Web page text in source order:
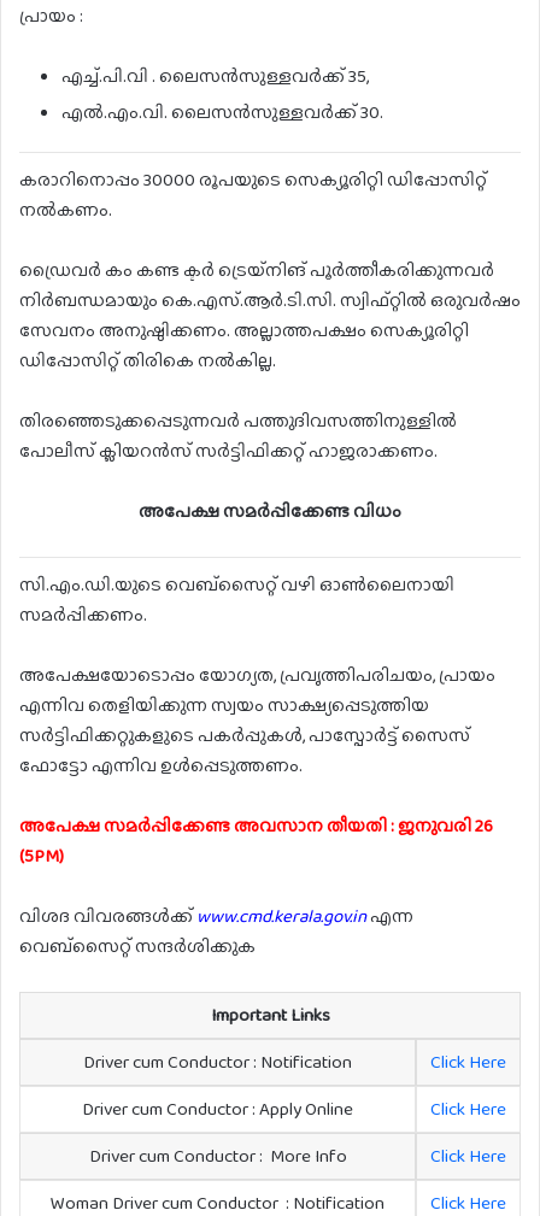
പ്രായം :
എച്ച്.പി.വി . ലൈസൻസുള്ളവർക്ക് 35,
എൽ.എം.വി. ലൈസൻസുള്ളവർക്ക് 30.
കരാറിനൊപ്പം 30000 രൂപയുടെ സെക്യൂരിറ്റി ഡിപ്പോസിറ്റ്
നൽകണം.
ഡ്രൈവർ കം കണ്ട ക്ടർ ട്രെയ്നിങ് പൂർത്തീകരിക്കുന്നവർ
നിർബന്ധമായും കെ.എസ്.ആർ.ടി.സി. സ്വിഫ്റ്റിൽ ഒരുവർഷം
സേവനം അനുഷ്ഠിക്കണം. അല്ലാത്തപക്ഷം സെക്യൂരിറ്റി
ഡിപ്പോസിറ്റ് തിരികെ നൽകില്ല.
തിരഞ്ഞെടുക്കപ്പെടുന്നവർ പത്തുദിവസത്തിനുള്ളിൽ
പോലീസ് ക്ലിയറൻസ് സർട്ടിഫിക്കറ്റ് ഹാജരാക്കണം.
അപേക്ഷ സമർപ്പിക്കേണ്ട വിധം
സി.എം.ഡി.യുടെ വെബ്സൈറ്റ് വഴി ഓൺലൈനായി
സമർപ്പിക്കണം.
അപേക്ഷയോടൊപ്പം യോഗ്യത, പ്രവൃത്തിപരിചയം, പ്രായം
എന്നിവ തെളിയിക്കുന്ന സ്വയം സാക്ഷ്യപ്പെടുത്തിയ
സർട്ടിഫിക്കറ്റുകളുടെ പകർപ്പുകൾ, പാസ്പോർട്ട് സൈസ്
ഫോട്ടോ എന്നിവ ഉൾപ്പെടുത്തണം.
അപേക്ഷ സമർപ്പിക്കേണ്ട അവസാന തീയതി : ജനുവരി 26
(5PM)
വിശദ വിവരങ്ങൾക്ക്www.cmd.kerala.gov.inഎന്ന
വെബ്സൈറ്റ് സന്ദർശിക്കുക
Important Links
Driver cum Conductor : Notification
Click Here
Driver cum Conductor : Apply Online
Click Here
Driver cum Conductor : More Info
Click Here
Woman Driver cum Conductor : Notification
Click Here